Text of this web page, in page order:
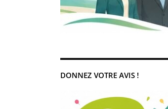
DONNEZ VOTRE AVIS !